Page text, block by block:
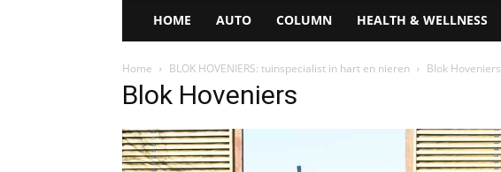
HOME AUTO COLUMN HEALTH & WELLNESS
Home BLOK HOVENIERS: tuinspecialist in hart en nieren Blok Hoveniers
Blok Hoveniers